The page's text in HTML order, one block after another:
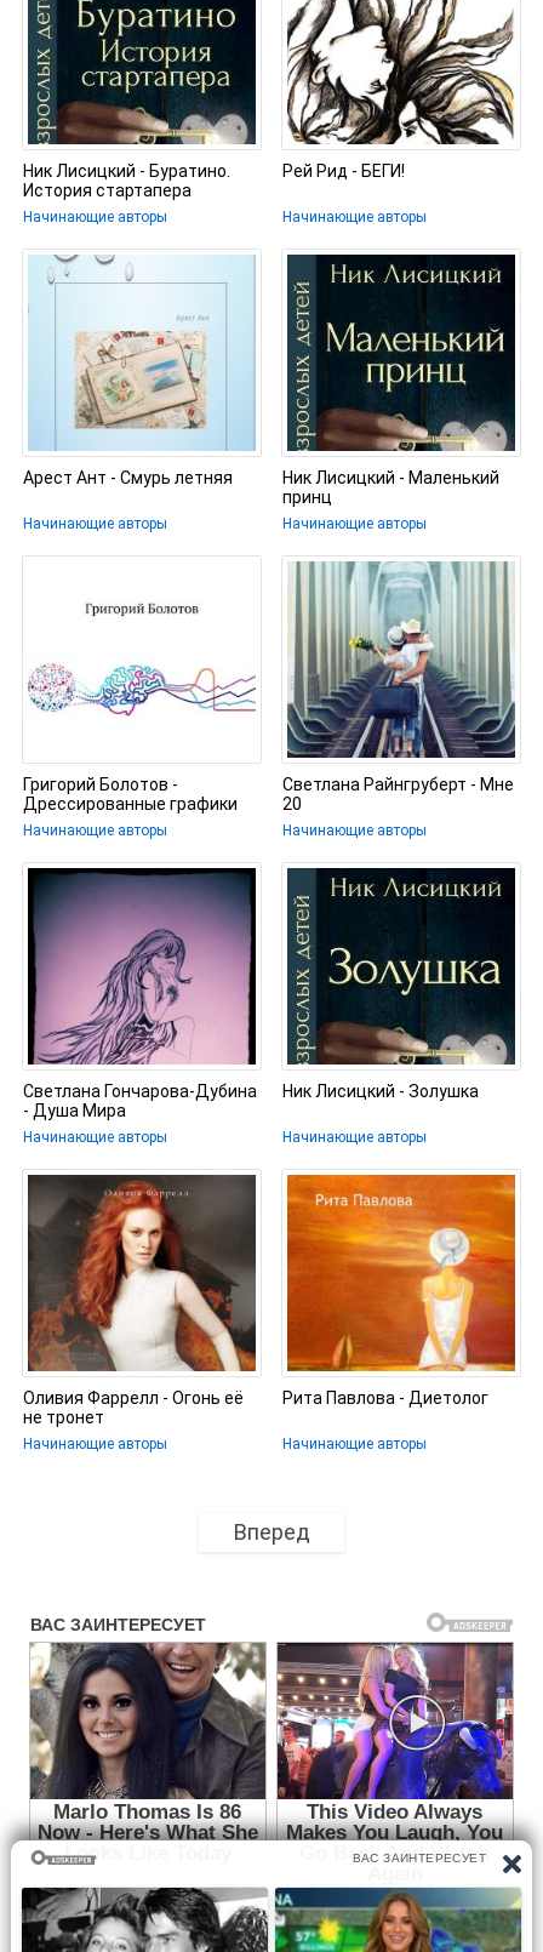
Ник Лисицкий - Буратино.
История стартапера
Начинающие авторы
Рей Рид - БЕГИ!
Начинающие авторы
Арест Ант - Смурь летняя
Начинающие авторы
Ник Лисицкий - Маленький
принц
Начинающие авторы
Григорий Болотов -
Дрессированные графики
Начинающие авторы
Светлана Райнгруберт - Мне
20
Начинающие авторы
Светлана Гончарова-Дубина
- Душа Мира
Начинающие авторы
Ник Лисицкий - Золушка
Начинающие авторы
Оливия Фаррелл - Огонь её
не тронет
Начинающие авторы
Рита Павлова - Диетолог
Начинающие авторы
Вперед